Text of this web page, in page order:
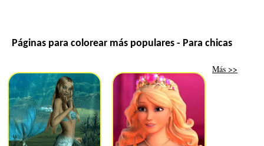
Páginas para colorear más populares - Para chicas
Más >>